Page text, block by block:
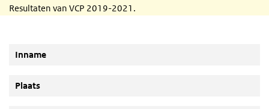
Resultaten van VCP 2019-2021.
Inname
Plaats